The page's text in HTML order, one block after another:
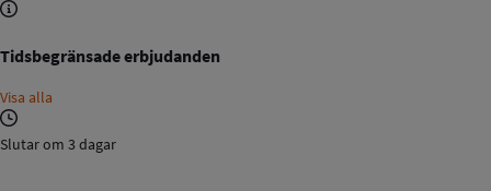
Tidsbegränsade erbjudanden
Visa alla
Slutar om 3 dagar